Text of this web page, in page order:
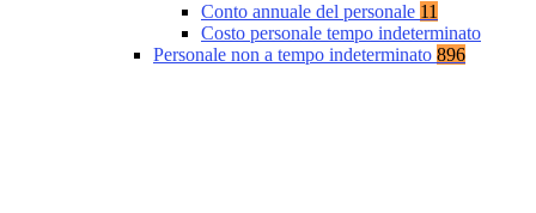
Conto annuale del personale 11
Costo personale tempo indeterminato
Personale non a tempo indeterminato 896